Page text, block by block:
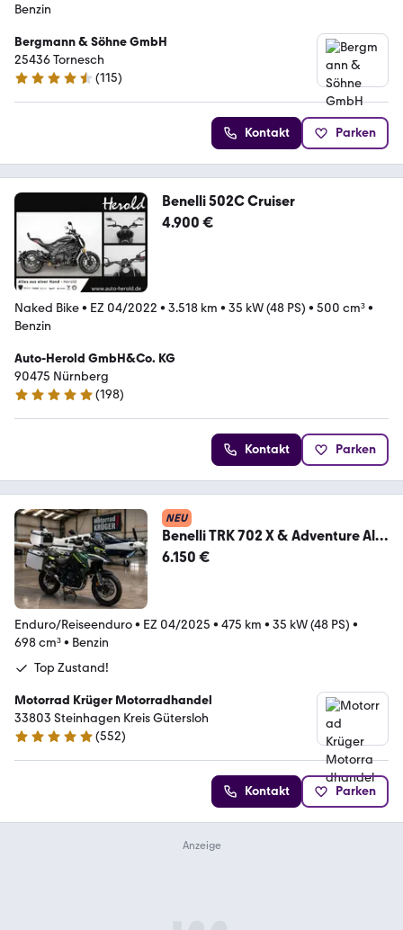
Benzin
Bergmann & Söhne GmbH
25436 Tornesch
4.7 Sterne
(115)
Kontakt Parken
Benelli 502C Cruiser
4.900 €
Naked Bike• EZ 04/2022 • 3.518 km • 35 kW (48 PS) • 500 cm³•
Benzin
Auto-Herold GmbH&Co. KG
90475 Nürnberg
4.9 Sterne
(198)
Kontakt Parken
NEU
Benelli TRK 702 X & Adventure Alu
Koffer Top Zustand!
6.150 €
Enduro/Reiseenduro• EZ 04/2025 • 475 km • 35 kW (48 PS) •
698 cm³• Benzin
Top Zustand!
Motorrad Krüger Motorradhandel
33803 Steinhagen Kreis Gütersloh
4.9 Sterne
(552)
Kontakt Parken